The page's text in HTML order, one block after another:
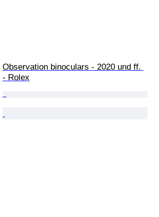
Observation binoculars - 2020 und ff.
- Rolex